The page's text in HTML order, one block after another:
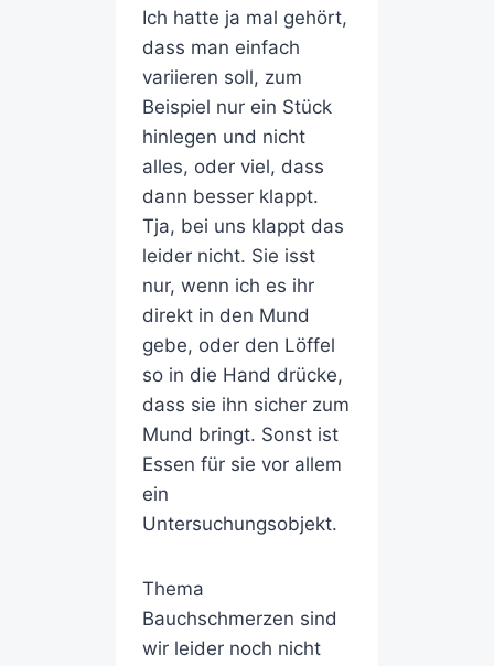
Ich hatte ja mal gehört,
dass man einfach
variieren soll, zum
Beispiel nur ein Stück
hinlegen und nicht
alles, oder viel, dass
dann besser klappt.
Tja, bei uns klappt das
leider nicht. Sie isst
nur, wenn ich es ihr
direkt in den Mund
gebe, oder den Löffel
so in die Hand drücke,
dass sie ihn sicher zum
Mund bringt. Sonst ist
Essen für sie vor allem
ein
Untersuchungsobjekt.
Thema
Bauchschmerzen sind
wir leider noch nicht